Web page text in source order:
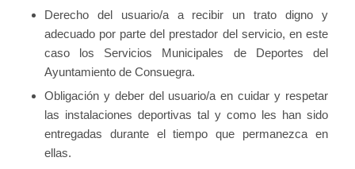
Derecho del usuario/a a recibir un trato digno y
adecuado por parte del prestador del servicio, en este
caso los Servicios Municipales de Deportes del
Ayuntamiento de Consuegra.
Obligación y deber del usuario/a en cuidar y respetar
las instalaciones deportivas tal y como les han sido
entregadas durante el tiempo que permanezca en
ellas.